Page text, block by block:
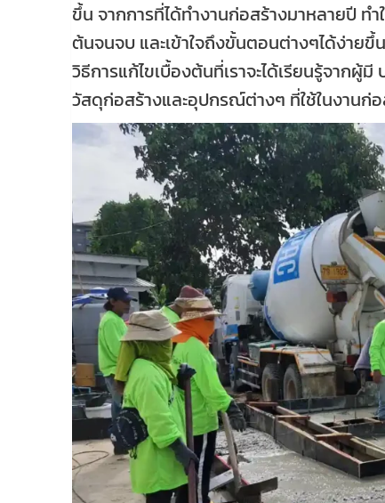
ขึ้น จากการที่ได้ทำงานก่อสร้างมาหลายปี ทำ
ต้นจนจบ และเข้าใจถึงขั้นตอนต่างๆได้ง่าย
วิธีการแก้ไขเบื้องต้นที่เราจะได้เรียนรู้จากผู้
วัสดุก่อสร้างและอุปกรณ์ต่างๆ ที่ใช้ในงานก่